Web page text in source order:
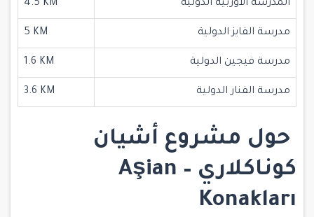
المدرسة الأوربية الدولية 4.5 KM
مدرسة الفايز الدولية 5 KM
مدرسة فيجين الدولية 1.6 KM
مدرسة الفنار الدولية 3.6 KM
حول مشروع أشيان
كوناكلاري – Aşian
Konakları